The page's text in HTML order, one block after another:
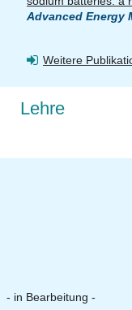
Advanced Energy
Weitere
Lehre
- in Bearbeitung -